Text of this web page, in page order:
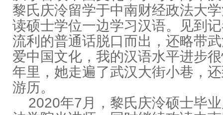
黎氏庆泠留学于中南财经政法大
读硕士学位一边学习汉语。见到
流利的普通话脱口而出，还略带
爱中国文化，我的汉语水平进步
年里，她走遍了武汉大街小巷，
游历。
2020年7月，黎氏庆泠硕士毕